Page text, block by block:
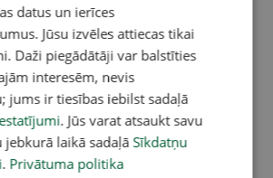
datus un ierīces
Jūsu izvēles attiecas tikai
Daži piegādātāji var balstīties
interesēm, nevis
jums ir tiesības iebilst sadaļā
. Jūs varat atsaukt savu
jebkurā laikā sadaļā Sīkdatņu
. Privātuma politika